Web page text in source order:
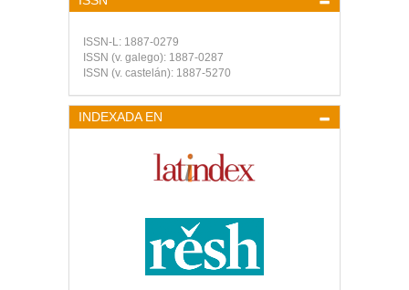
ISSN-L: 1887-0279
ISSN (v. galego): 1887-0287
ISSN (v. castelán): 1887-5270
INDEXADA EN